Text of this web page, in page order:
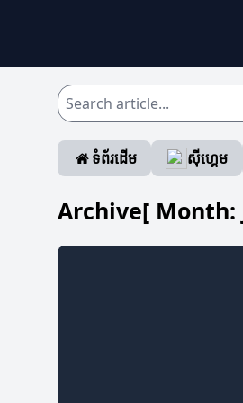
ទំព័រដើម ស៊ីហ្គេម
Archive[ Month: